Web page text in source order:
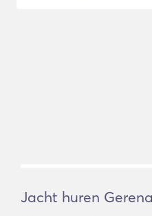
Jacht huren